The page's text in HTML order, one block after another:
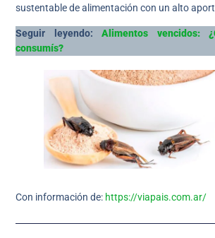
sustentable de alimentación con un alto
Seguir leyendo:Alimentos vencidos:
consumís?
Con información de: https://viapais.com.ar/